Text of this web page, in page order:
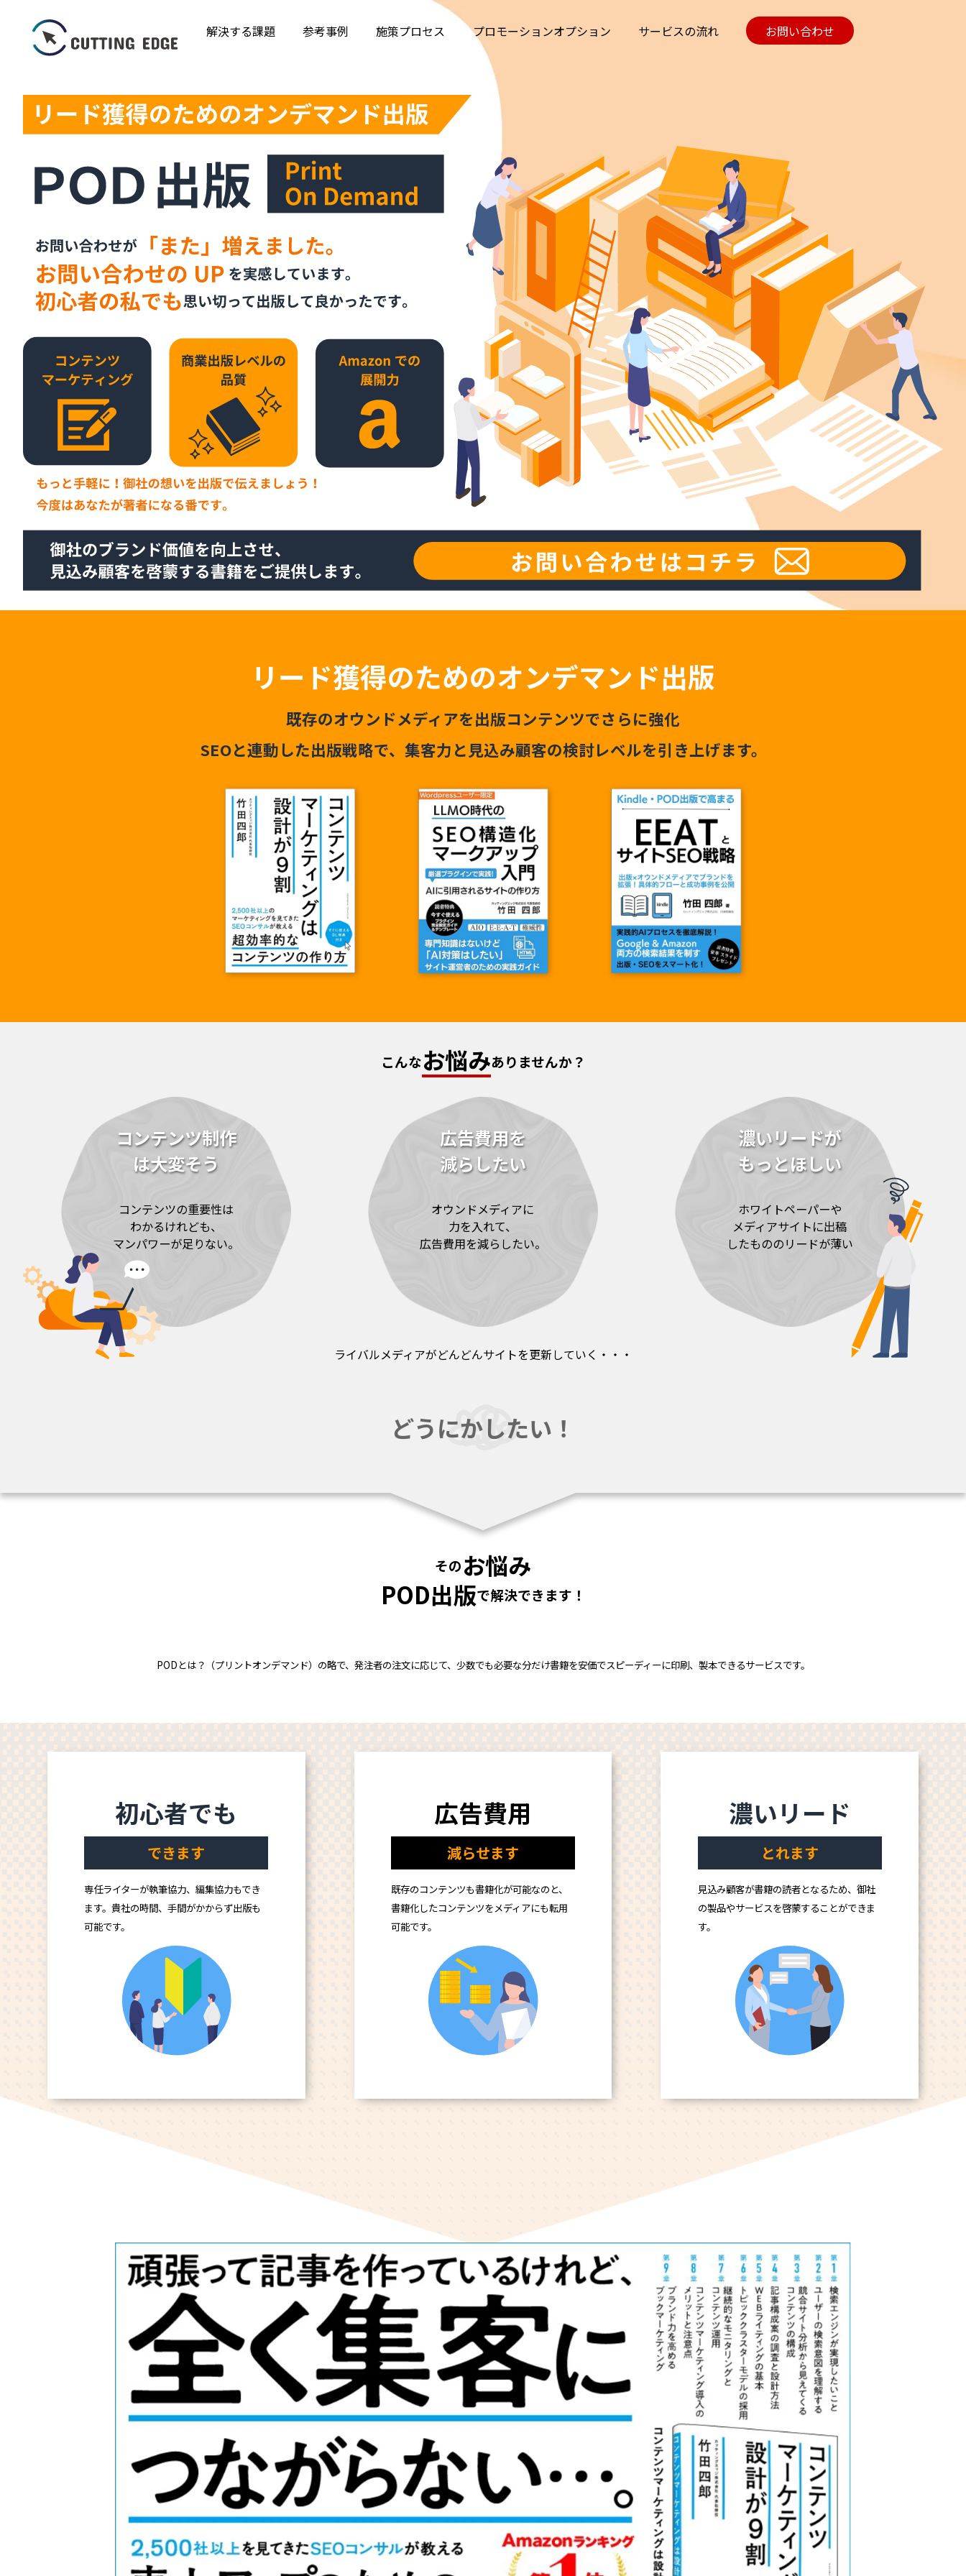
解決する課題 参考事例 施策プロセス プロモーションオプション サービスの流れ お問い合わせ
リード獲得のためのオンデマンド出版
既存のオウンドメディアを出版コンテンツでさらに強化
SEOと連動した出版戦略で、 集客力と見込み顧客の検討レベルを引き上げます。
こんなお悩みありませんか？
コンテンツ制作
は大変そう
コンテンツの重要性は
わかるけれども、
マンパワーが足りない。
広告費用を
減らしたい
オウンドメディアに
力を入れて、
広告費用を減らしたい。
濃いリードが
もっとほしい
ホワイトペーパーや
メディアサイトに出稿
したもののリードが薄い
ライバルメディアがどんどんサイトを更新していく・・・
どうにかしたい！
そのお悩み
POD出版で解決できます！
PODとは？（プリントオンデマンド）の略で、発注者の注文に応じて、少数でも必要な分だけ書籍を安価でスピーディーに印刷、製本できるサービスです。
初心者でも
できます
専任ライターが執筆協力、編集協力もでき
ます。貴社の時間、手間がかからず出版も
可能です。
広告費用
減らせます
既存のコンテンツも書籍化が可能なのと、
書籍化したコンテンツをメディアにも転用
可能です。
濃いリード
とれます
見込み顧客が書籍の読者となるため、御社
の製品やサービスを啓蒙することができま
す。